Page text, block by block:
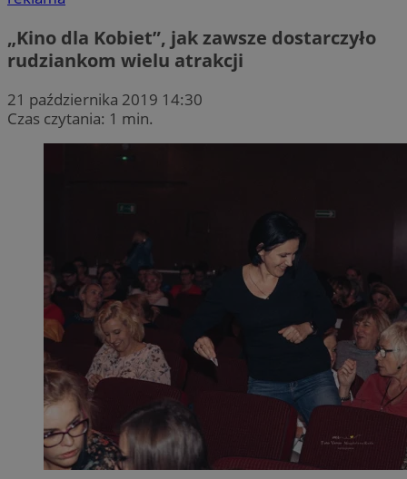
„Kino dla Kobiet”, jak zawsze dostarczyło
rudziankom wielu atrakcji
21 października 2019 14:30
Czas czytania: 1 min.